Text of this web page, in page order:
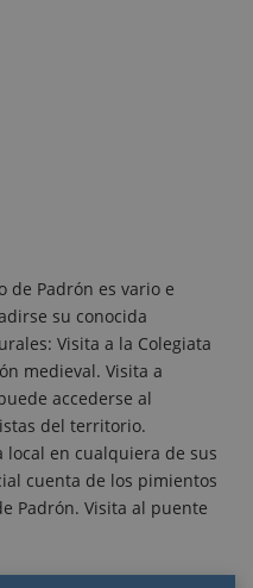
de Padrón es vario e
su conocida
Visita a la Colegiata
medieval. Visita a
accederse al
del territorio.
local en cualquiera de sus
cuenta de los pimientos
Padrón. Visita al puente